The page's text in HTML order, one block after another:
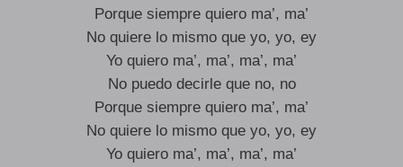
Porque siempre quiero ma’, ma’
No quiere lo mismo que yo, yo, ey
Yo quiero ma’, ma’, ma’, ma’
No puedo decirle que no, no
Porque siempre quiero ma’, ma’
No quiere lo mismo que yo, yo, ey
Yo quiero ma’, ma’, ma’, ma’